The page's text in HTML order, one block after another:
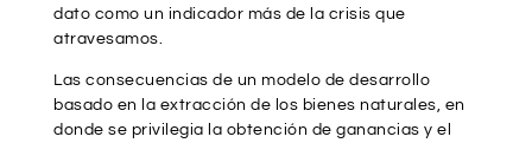
dato como un indicador más de la crisis que
atravesamos.
Las consecuencias de un modelo de desarrollo
basado en la extracción de los bienes naturales, en
donde se privilegia la obtención de ganancias y el